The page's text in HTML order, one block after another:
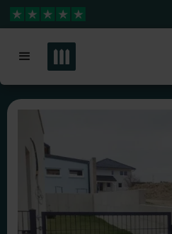
Wähle ein anderes Land, um
Standort zu sehen
Land
4,3 Sterne